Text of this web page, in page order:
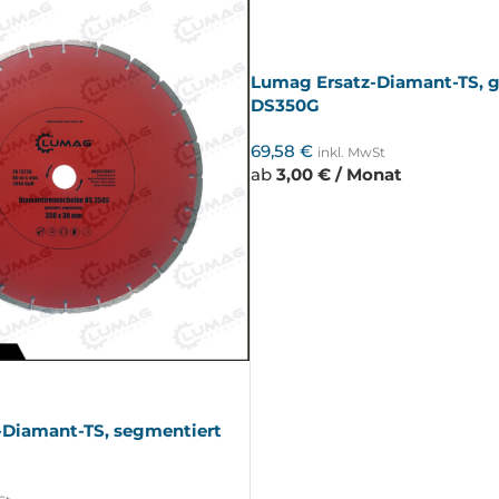
TS, segmentiert
Lumag Ersatz-Diamant-TS,
DS350G
69,58 € inkl. MwSt
ab 3,00 € / Monat